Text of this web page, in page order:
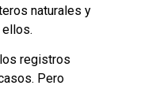
naturales y
registros
Pero